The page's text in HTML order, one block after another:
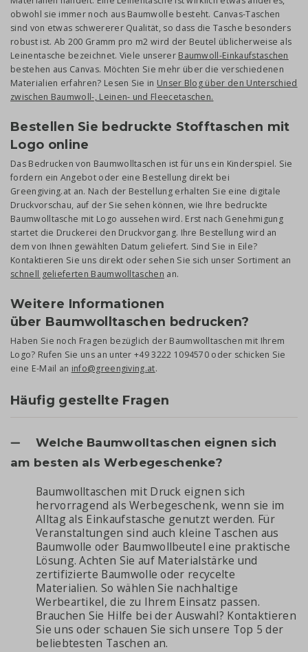
obwohl sie immer noch aus Baumwolle besteht. Canvas-Taschen
sind von etwas schwererer Qualität, so dass die Tasche besonders
robust ist. Ab 200 Gramm pro m2 wird der Beutel üblicherweise als
Leinentasche bezeichnet. Viele unserer Baumwoll-Einkaufstaschen
bestehen aus Canvas. Möchten Sie mehr über die verschiedenen
Materialien erfahren? Lesen Sie in Unser Blog über den Unterschied
zwischen Baumwoll-, Leinen- und Fleecetaschen.
Bestellen Sie bedruckte Stofftaschen mit
Logo online
Das Bedrucken von Baumwolltaschen ist für uns ein Kinderspiel. Sie
fordern ein Angebot oder eine Bestellung direkt bei
Greengiving.at an. Nach der Bestellung erhalten Sie eine digitale
Druckvorschau, auf der Sie sehen können, wie Ihre bedruckte
Baumwolltasche mit Logo aussehen wird. Erst nach Genehmigung
startet die Druckerei den Druckvorgang. Ihre Bestellung wird an
dem von Ihnen gewählten Datum geliefert. Sind Sie in Eile?
Kontaktieren Sie uns direkt oder sehen Sie sich unser Sortiment an
schnell gelieferten Baumwolltaschen an.
Weitere Informationen
über Baumwolltaschen bedrucken?
Haben Sie noch Fragen bezüglich der Baumwolltaschen mit Ihrem
Logo? Rufen Sie uns an unter +49 3222 1094570 oder schicken Sie
eine E-Mail an info@greengiving.at.
Häufig gestellte Fragen
Welche Baumwolltaschen eignen sich
am besten als Werbegeschenke?
Baumwolltaschen mit Druck eignen sich
hervorragend als Werbegeschenk, wenn sie im
Alltag als Einkaufstasche genutzt werden. Für
Veranstaltungen sind auch kleine Taschen aus
Baumwolle oder Baumwollbeutel eine praktische
Lösung. Achten Sie auf Materialstärke und
zertifizierte Baumwolle oder recycelte
Materialien. So wählen Sie nachhaltige
Werbeartikel, die zu Ihrem Einsatz passen.
Brauchen Sie Hilfe bei der Auswahl? Kontaktieren
Sie uns oder schauen Sie sich unsere Top 5 der
beliebtesten Taschen an.